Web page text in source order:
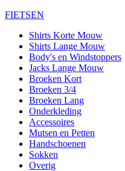
FIETSEN
Shirts Korte Mouw
Shirts Lange Mouw
Body's en Windstoppers
Jacks Lange Mouw
Broeken Kort
Broeken 3/4
Broeken Lang
Onderkleding
Accessoires
Mutsen en Petten
Handschoenen
Sokken
Overig